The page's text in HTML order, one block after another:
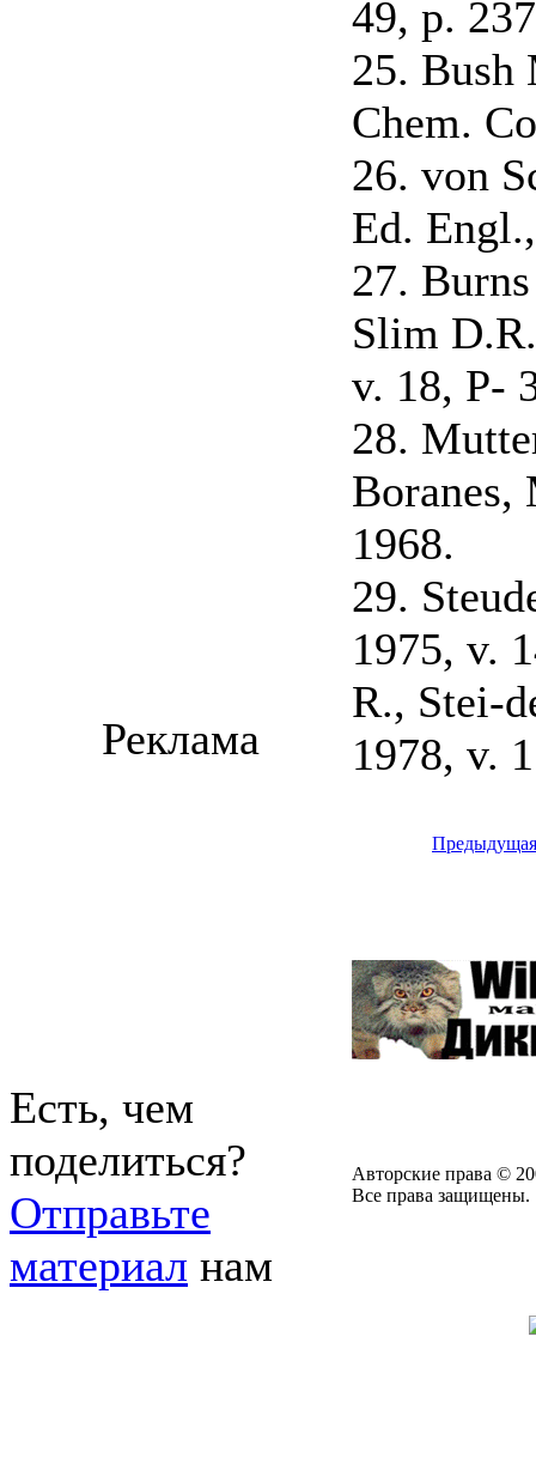
49, p.
25. Bush
Chem.
26. von
Ed.
27.
Slim
v. 18, P-
28.
Boranes,
1968.
29.
1975, v.
R., Stei-
1978, v.
Предыдущая
Реклама
Есть, чем
поделиться?
Отправьте
материал нам
Авторские права ©
Все права защищены.